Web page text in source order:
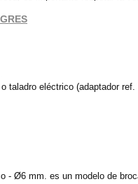
taladro eléctrico (adaptador ref.
- Ø6 mm. es un modelo de